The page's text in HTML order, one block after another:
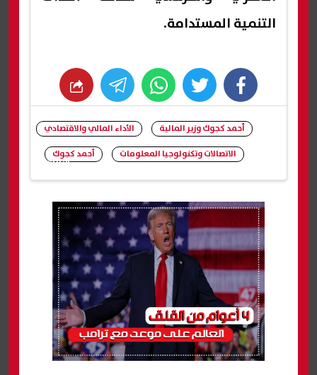
التنمية المستدامة.
facebook
twitter
whats
شارك
أحمد كجوك وزير المالية
الأداء المالي والاقتصادي
الاتصالات وتكنولوجيا المعلومات
أحمد كجوك